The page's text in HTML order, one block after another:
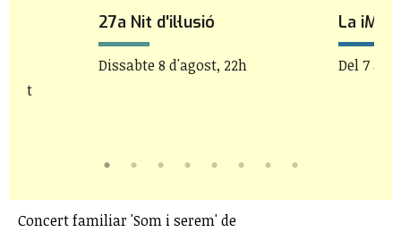
27a Nit d'il·lusió
Dissabte 8 d'agost, 22h
La
Del 7 al
Concert familiar 'Som i serem' de